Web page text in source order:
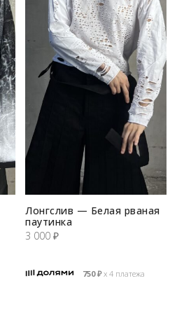
Лонгслив — Белая рваная
паутинка
3 000 ₽
750₽х 4 платежа